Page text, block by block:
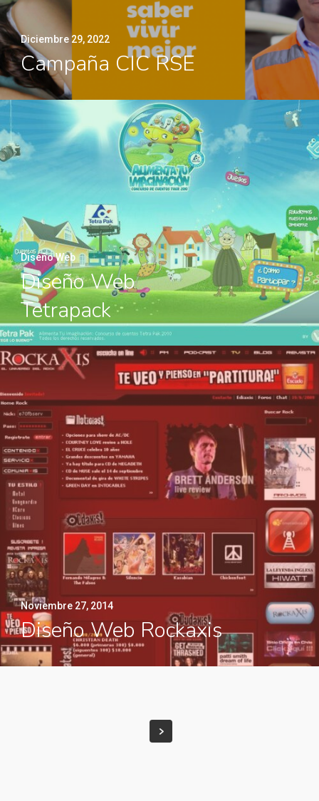
Diciembre 29, 2022
Campaña CIC RSE
Diseño Web
Diseño Web
Tetrapack
Noviembre 27, 2014
Diseño Web Rockaxis